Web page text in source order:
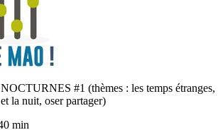
#1 (thèmes : les temps étranges,
la nuit, oser partager)
min